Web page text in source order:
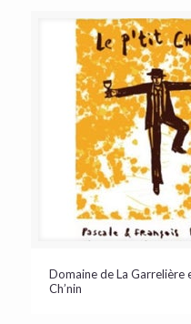
Domaine de La Garrelière
Ch’nin